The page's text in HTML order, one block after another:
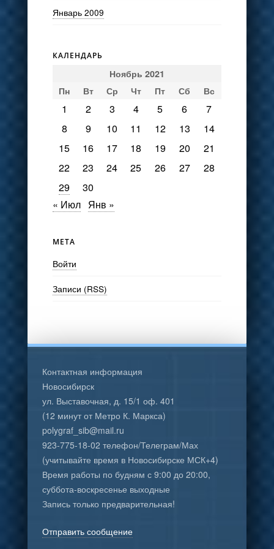
Январь 2009
КАЛЕНДАРЬ
Ноябрь 2021
Пн
Вт Ср Чт Пт Сб Вс
1 2 3 4 5 6
7
8
9 10 11 12 13
14
15
16 17 18 19 20
21
22
23 24 25 26 27
28
29
30
« Июл Янв »
МЕТА
Войти
Записи (RSS)
Контактная информация
Новосибирск
ул. Выставочная, д. 15/1 оф. 401
(12 минут от Метро К. Маркса)
polygraf_sib@mail.ru
923-775-18-02 телефон/Телеграм/Мах
(учитывайте время в Новосибирске МСК+4)
Время работы по будням с 9:00 до 20:00,
суббота-воскресенье выходные
Запись только предварительная!
Отправить сообщение